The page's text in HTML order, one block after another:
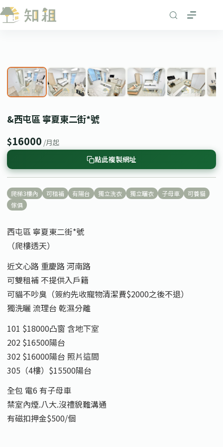
跳
至
&西屯區 寧夏東二街*號
$16000 /月起
點此複製網址
爬梯3樓內 可租補 有陽台 獨立洗衣 獨立曬衣 子母車
可養貓
傢俱
西屯區 寧夏東二街*號
（爬樓透天）
近文心路 重慶路 河南路
可雙租補 不提供入戶籍
可貓不吵臭（簽約先收寵物清潔費$2000之後不退）
獨洗曬 流理台 乾濕分離
101 $18000凸窗 含地下室
202 $16500陽台
302 $16000陽台 照片這間
305（4樓）$15500陽台
全包 電6 有子母車
禁室內煙.八大.沒禮貌難溝通
有磁扣押金$500/個